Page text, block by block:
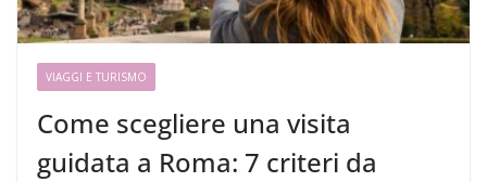
VIAGGI E TURISMO
Come scegliere una visita
guidata a Roma: 7 criteri da